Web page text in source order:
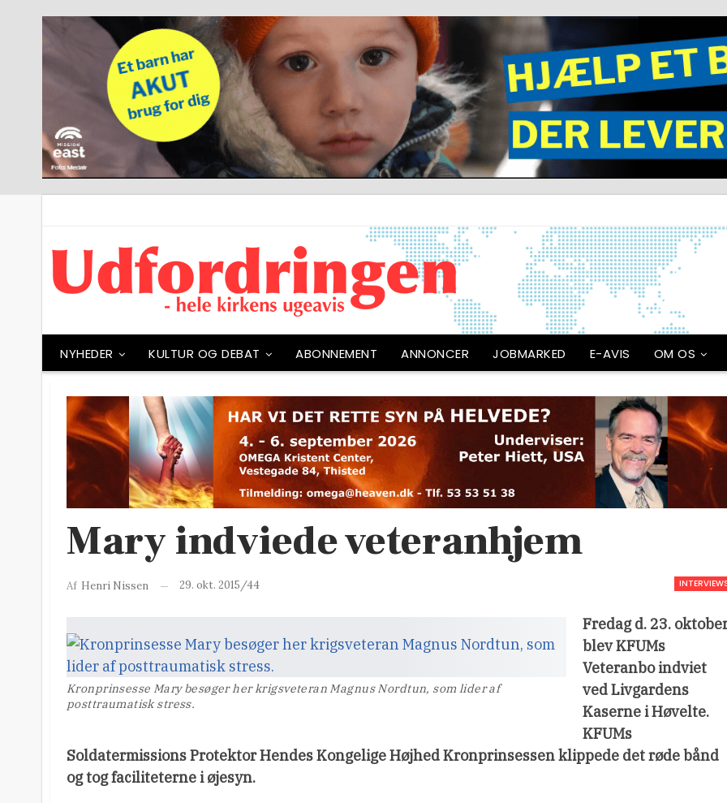
NYHEDER KULTUR OG DEBAT ABONNEMENT ANNONCER JOBMARKED E-AVIS OM OS
Mary indviede veteranhjem
Af Henri Nissen 29. okt. 2015/44
Kronprinsesse Mary besøger her krigsveteran Magnus Nordtun, som lider af
posttraumatisk stress.
Fredag d. 23.
blev KFUMs
Veteranbo indviet
ved Livgardens
Kaserne i Høvelte.
KFUMs
Soldatermissions Protektor Hendes Kongelige Højhed Kronprinsessen klippede det røde bånd
og tog faciliteterne i øjesyn.